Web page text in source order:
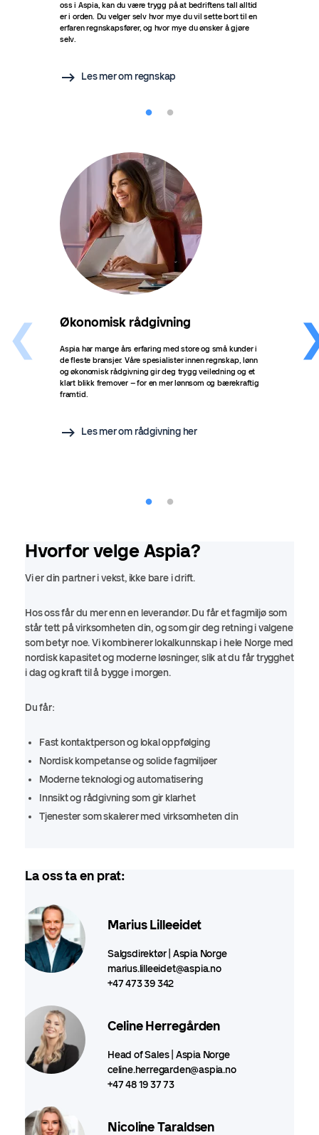
oss i Aspia, kan du være trygg på at bedriftens tall alltid
er i orden. Du velger selv hvor mye du vil sette bort til en
erfaren regnskapsfører, og hvor mye du ønsker å gjøre
selv.
Les mer om regnskap
Økonomisk rådgivning
Aspia har mange års erfaring med store og små kunder i
de fleste bransjer. Våre spesialister innen regnskap, lønn
og økonomisk rådgivning gir deg trygg veiledning og et
klart blikk fremover – for en mer lønnsom og bærekraftig
framtid.
Les mer om rådgivning her
Hvorfor velge Aspia?
Vi er din partner i vekst, ikke bare i drift.
Hos oss får du mer enn en leverandør. Du får et fagmiljø som
står tett på virksomheten din, og som gir deg retning i valgene
som betyr noe. Vi kombinerer lokalkunnskap i hele Norge med
nordisk kapasitet og moderne løsninger, slik at du får trygghet
i dag og kraft til å bygge i morgen.
Du får:
Fast kontaktperson og lokal oppfølging
Nordisk kompetanse og solide fagmiljøer
Moderne teknologi og automatisering
Innsikt og rådgivning som gir klarhet
Tjenester som skalerer med virksomheten din
La oss ta en prat:
Marius Lilleeidet
Salgsdirektør | Aspia Norge
marius.lilleeidet@aspia.no
+47 473 39 342
Celine Herregården
Head of Sales | Aspia Norge
celine.herregarden@aspia.no
+47 48 19 37 73
Nicoline Taraldsen